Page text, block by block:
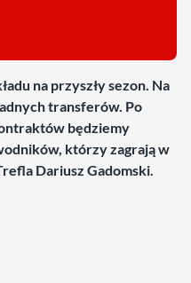
na przyszły sezon. Na
transferów. Po
będziemy
którzy zagrają w
Dariusz Gadomski.